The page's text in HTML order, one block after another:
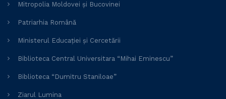
Mitropolia Moldovei și Bucovinei
Patriarhia Română
Ministerul Educației și Cercetării
Biblioteca Central Universitara “Mihai Eminescu”
Biblioteca “Dumitru Staniloae”
Ziarul Lumina